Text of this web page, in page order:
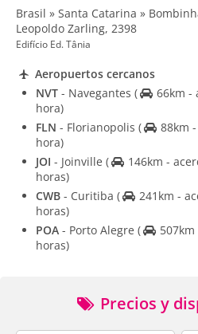
Brasil » Santa Catarina »
Leopoldo Zarling, 2398
Edifício Ed. Tânia
Aeropuertos cercanos
NVT - Navegantes (
66km -
hora)
FLN - Florianopolis (
88km
hora)
JOI - Joinville (
146km -
horas)
CWB - Curitiba (
241km -
horas)
POA - Porto Alegre (
horas)
Precios y